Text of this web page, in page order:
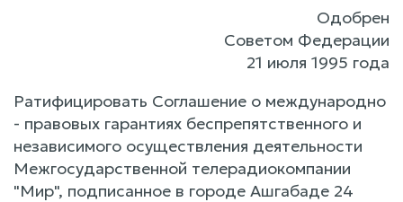
Одобрен
Советом Федерации
21 июля 1995 года
Ратифицировать Соглашение о международно
- правовых гарантиях беспрепятственного и
независимого осуществления деятельности
Межгосударственной телерадиокомпании
"Мир", подписанное в городе Ашгабаде 24